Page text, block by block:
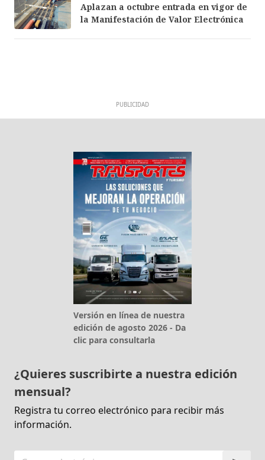
Aplazan a octubre entrada en vigor de
la Manifestación de Valor Electrónica
PUBLICIDAD
Versión en línea de nuestra
edición de agosto 2026 - Da
clic para consultarla
¿Quieres suscribirte a nuestra edición
mensual?
Registra tu correo electrónico para recibir más
información.